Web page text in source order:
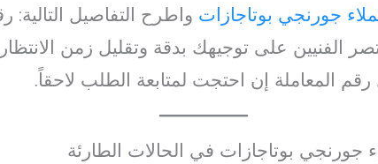
جورنجي بوتاجازات واطرح التفاصيل التالية:
الفنيين على توجيهك بدقة وتقليل زمن
المعاملة إن احتجت لمتابعة الطلب لاحقاً.
جورنجي بوتاجازات في الحالات الطارئة